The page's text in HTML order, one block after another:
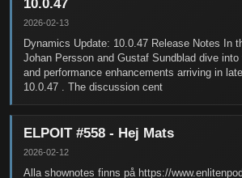
10.0.47
2026-02-13
Dynamics Update: 10.0.47 Release Notes In
Johan Persson and Gustaf Sundblad dive
and performance enhancements arriving in
10.0.47 . The discussion cent
ELPOIT #558 - Hej Mats
2026-02-12
Alla shownotes finns på https://